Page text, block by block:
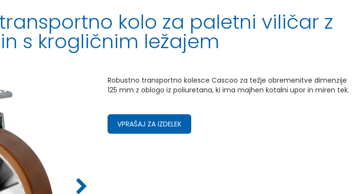
kolo za paletni viličar z
s krogličnim ležajem
Robustno transportno kolesce Cascoo za težje obremenitve dimenzije
125 mm z oblogo iz poliuretana, ki ima majhen kotalni upor in miren tek.
VPRAŠAJ ZA IZDELEK